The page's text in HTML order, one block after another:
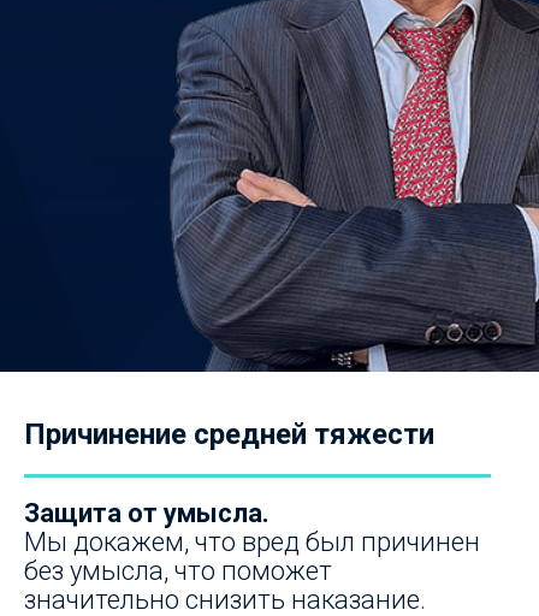
Причинение средней тяжести
Защита от умысла.
Мы докажем, что вред был причинен
без умысла, что поможет
значительно снизить наказание.